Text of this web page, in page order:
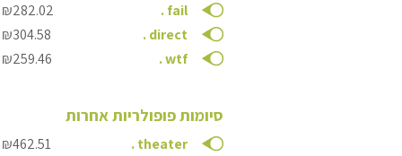
.fail
₪282.02
.direct
₪304.58
.wtf
₪259.46
סיומות פופולריות אחרות
.theater
₪462.51